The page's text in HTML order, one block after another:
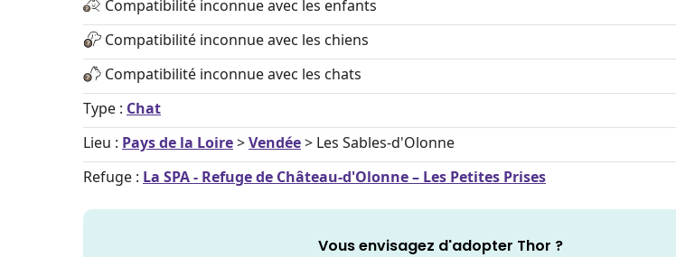
Compatibilité inconnue avec les enfants
Compatibilité inconnue avec les chiens
Compatibilité inconnue avec les chats
Type : Chat
Lieu : Pays de la Loire>Vendée> Les Sables-d'Olonne
Refuge : La SPA - Refuge de Château-d'Olonne – Les Petites Prises
Vous envisagez d'adopter Thor ?